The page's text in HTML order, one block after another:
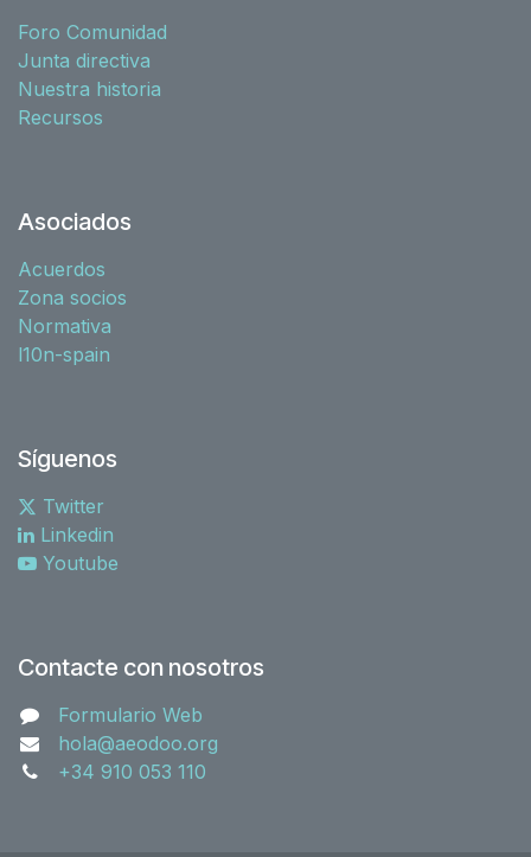
Foro Comunidad
Junta directiva
Nuestra historia
Recursos
Asociados
Acuerdos
Zona socios
Normativa
l10n-spain
Síguenos
Twitter
Linkedin
Youtube
Contacte con nosotros
Formulario Web
hola@aeodoo.org
+34 910 053 110